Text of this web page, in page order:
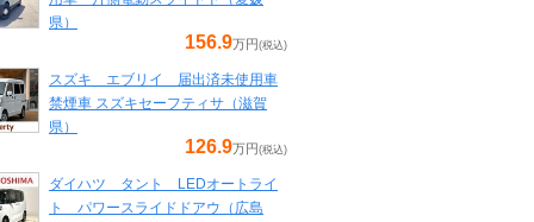
県）
156.9万円 (税込)
スズキ エブリイ 届出済未使用車
禁煙車 スズキセーフティサ（滋賀
県）
126.9万円 (税込)
ダイハツ タント LEDオートライ
ト パワースライドドアウ（広島